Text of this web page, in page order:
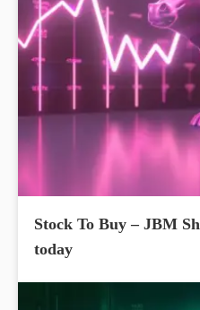
Stock To Buy – JBM
today